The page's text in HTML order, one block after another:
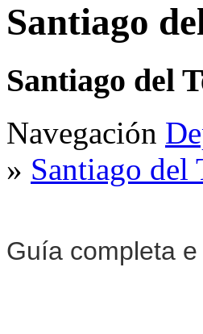
Santiago
Santiago del
Navegación
» Santiago del
Guía completa